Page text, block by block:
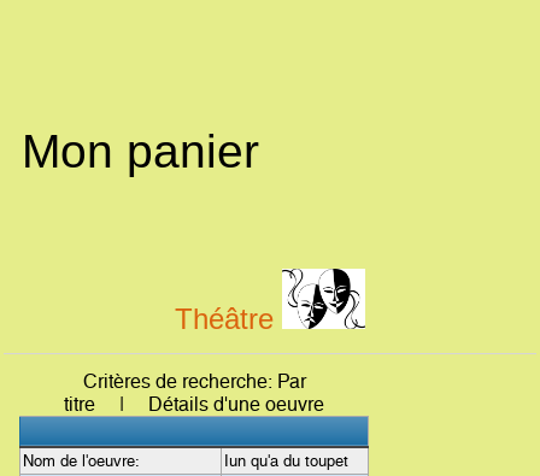
Mon panier
Théâtre
Critères de recherche: Par
titre | Détails d'une oeuvre
Nom de l'oeuvre:
Iun qu'a du toupet